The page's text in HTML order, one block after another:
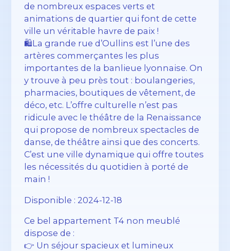
de nombreux espaces verts et
animations de quartier qui font de cette
ville un véritable havre de paix !
🛍️La grande rue d’Oullins est l’une des
artères commerçantes les plus
importantes de la banlieue lyonnaise. On
y trouve à peu près tout : boulangeries,
pharmacies, boutiques de vêtement, de
déco, etc. L’offre culturelle n’est pas
ridicule avec le théâtre de la Renaissance
qui propose de nombreux spectacles de
danse, de théâtre ainsi que des concerts.
C’est une ville dynamique qui offre toutes
les nécessités du quotidien à porté de
main !
Disponible : 2024-12-18
Ce bel appartement T4 non meublé
dispose de :
👉 Un séjour spacieux et lumineux